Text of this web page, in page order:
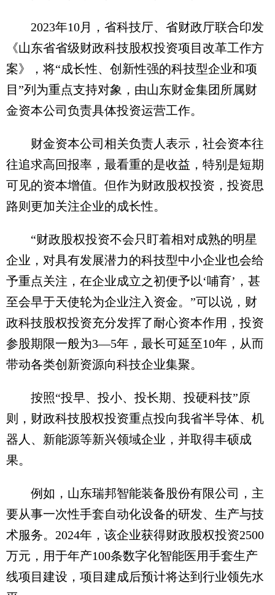
2023年10月，省科技厅、省财政厅联合印发
《山东省省级财政科技股权投资项目改革工作方
案》，将“成长性、创新性强的科技型企业和项
目”列为重点支持对象，由山东财金集团所属财
金资本公司负责具体投资运营工作。
财金资本公司相关负责人表示，社会资本往
往追求高回报率，最看重的是收益，特别是短期
可见的资本增值。但作为财政股权投资，投资思
路则更加关注企业的成长性。
“财政股权投资不会只盯着相对成熟的明星
企业，对具有发展潜力的科技型中小企业也会给
予重点关注，在企业成立之初便予以‘哺育’，甚
至会早于天使轮为企业注入资金。”可以说，财
政科技股权投资充分发挥了耐心资本作用，投资
参股期限一般为3—5年，最长可延至10年，从而
带动各类创新资源向科技企业集聚。
按照“投早、投小、投长期、投硬科技”原
则，财政科技股权投资重点投向我省半导体、机
器人、新能源等新兴领域企业，并取得丰硕成
果。
例如，山东瑞邦智能装备股份有限公司，主
要从事一次性手套自动化设备的研发、生产与技
术服务。2024年，该企业获得财政股权投资2500
万元，用于年产100条数字化智能医用手套生产
线项目建设，项目建成后预计将达到行业领先水